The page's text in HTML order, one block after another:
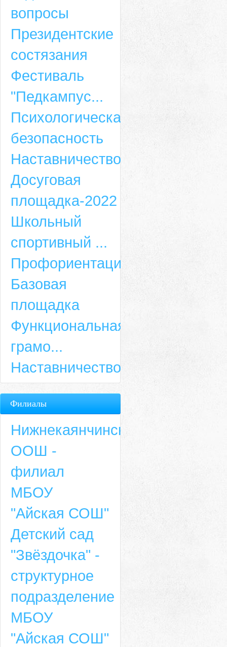
вопросы
Президентские
состязания
Фестиваль
"Педкампус...
Психологическая
безопасность
Наставничество
Досуговая
площадка-2022
Школьный
спортивный ...
Профориентация
Базовая
площадка
Функциональная
грамо...
Наставничество
Филиалы
Нижнекаянчинская
ООШ -
филиал
МБОУ
"Айская СОШ"
Детский сад
"Звёздочка" -
структурное
подразделение
МБОУ
"Айская СОШ"